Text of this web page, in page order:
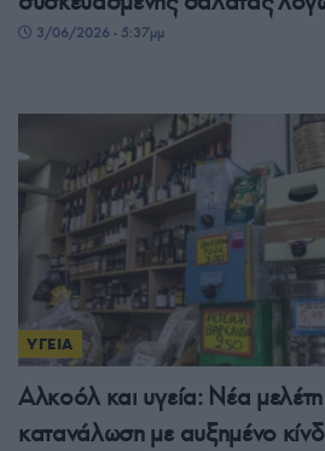
3/06/2026 - 5:37μμ
ΥΓΕΙΑ
Αλκοόλ και υγεία: Νέα μελέτη
κατανάλωση με αυξημένο